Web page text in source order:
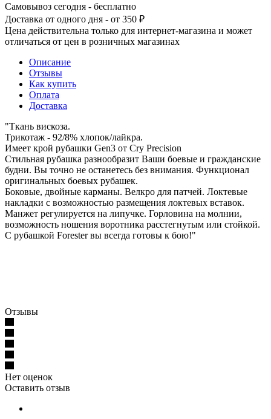
Самовывоз сегодня - бесплатно
Доставка от одного дня - от 350 ₽
Цена действительна только для интернет-магазина и может
отличаться от цен в розничных магазинах
Описание
Отзывы
Как купить
Оплата
Доставка
"Ткань вискоза.
Трикотаж - 92/8% хлопок/лайкра.
Имеет крой рубашки Gen3 от Cry Precision
Стильная рубашка разнообразит Ваши боевые и гражданские
будни. Вы точно не останетесь без внимания. Функционал
оригинальных боевых рубашек.
Боковые, двойные карманы. Велкро для патчей. Локтевые
накладки с возможностью размещения локтевых вставок.
Манжет регулируется на липучке. Горловина на молнии,
возможность ношения воротника расстегнутым или стойкой.
С рубашкой Forester вы всегда готовы к бою!"
Отзывы
Нет оценок
Оставить отзыв